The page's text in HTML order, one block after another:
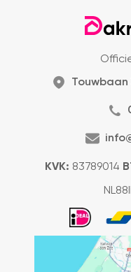
Touwbaan
KVK: 83789014